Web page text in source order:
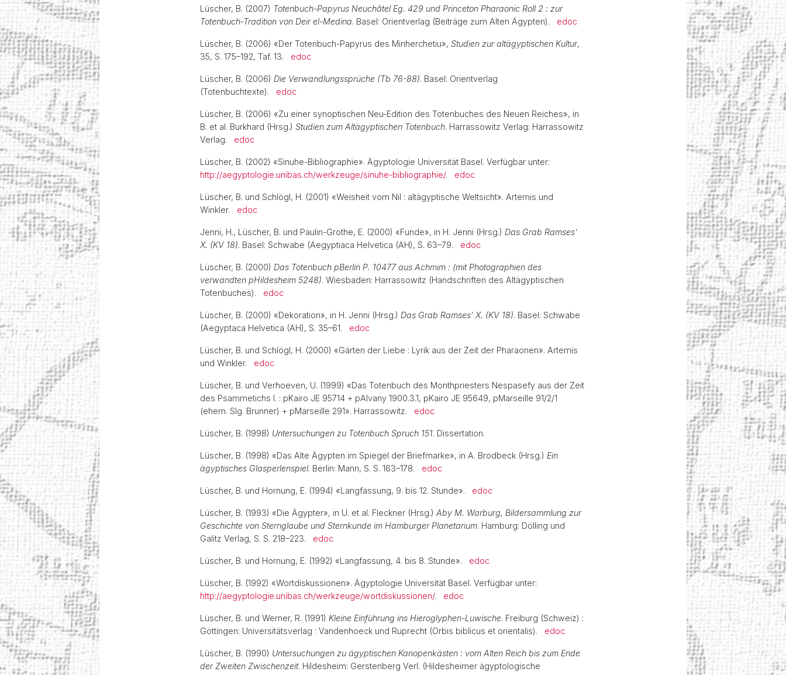
Lüscher, B. (2007) Totenbuch-Papyrus Neuchâtel Eg. 429 und Princeton Pharaonic Roll 2 : zur
Totenbuch-Tradition von Deir el-Medina. Basel: Orientverlag (Beiträge zum Alten Ägypten). edoc
Lüscher, B. (2006) «Der Totenbuch-Papyrus des Minherchetiu», Studien zur altägyptischen Kultur,
35, S. 175–192, Taf. 13. edoc
Lüscher, B. (2006) Die Verwandlungssprüche (Tb 76-88). Basel: Orientverlag
(Totenbuchtexte). edoc
Lüscher, B. (2006) «Zu einer synoptischen Neu-Edition des Totenbuches des Neuen Reiches», in
B. et al. Burkhard (Hrsg.) Studien zum Altägyptischen Totenbuch. Harrassowitz Verlag: Harrassowitz
Verlag. edoc
Lüscher, B. (2002) «Sinuhe-Bibliographie». Ägyptologie Universität Basel. Verfügbar unter:
http://aegyptologie.unibas.ch/werkzeuge/sinuhe-bibliographie/. edoc
Lüscher, B. und Schlögl, H. (2001) «Weisheit vom Nil : altägyptische Weltsicht». Artemis und
Winkler. edoc
Jenni, H., Lüscher, B. und Paulin-Grothe, E. (2000) «Funde», in H. Jenni (Hrsg.) Das Grab Ramses’
X. (KV 18). Basel: Schwabe (Aegyptiaca Helvetica (AH), S. 63–79. edoc
Lüscher, B. (2000) Das Totenbuch pBerlin P. 10477 aus Achmim : (mit Photographien des
verwandten pHildesheim 5248). Wiesbaden: Harrassowitz (Handschriften des Altägyptischen
Totenbuches). edoc
Lüscher, B. (2000) «Dekoration», in H. Jenni (Hrsg.) Das Grab Ramses’ X. (KV 18). Basel: Schwabe
(Aegyptaca Helvetica (AH), S. 35–61. edoc
Lüscher, B. und Schlögl, H. (2000) «Gärten der Liebe : Lyrik aus der Zeit der Pharaonen». Artemis
und Winkler. edoc
Lüscher, B. und Verhoeven, U. (1999) «Das Totenbuch des Monthpriesters Nespasefy aus der Zeit
des Psammetichs I. : pKairo JE 95714 + pAlvany 1900.3.1, pKairo JE 95649, pMarseille 91/2/1
(ehem. Slg. Brunner) + pMarseille 291». Harrassowitz. edoc
Lüscher, B. (1998) Untersuchungen zu Totenbuch Spruch 151. Dissertation.
Lüscher, B. (1998) «Das Alte Ägypten im Spiegel der Briefmarke», in A. Brodbeck (Hrsg.) Ein
ägyptisches Glasperlenspiel. Berlin: Mann, S. S. 163–178. edoc
Lüscher, B. und Hornung, E. (1994) «Langfassung, 9. bis 12. Stunde». edoc
Lüscher, B. (1993) «Die Ägypter», in U. et al. Fleckner (Hrsg.) Aby M. Warburg, Bildersammlung zur
Geschichte von Sternglaube und Sternkunde im Hamburger Planetarium. Hamburg: Dölling und
Galitz Verlag, S. S. 218–223. edoc
Lüscher, B. und Hornung, E. (1992) «Langfassung, 4. bis 8. Stunde». edoc
Lüscher, B. (1992) «Wortdiskussionen». Ägyptologie Universität Basel. Verfügbar unter:
http://aegyptologie.unibas.ch/werkzeuge/wortdiskussionen/. edoc
Lüscher, B. und Werner, R. (1991) Kleine Einführung ins Hieroglyphen-Luwische. Freiburg (Schweiz) :
Göttingen: Universitätsverlag : Vandenhoeck und Ruprecht (Orbis biblicus et orientalis). edoc
Lüscher, B. (1990) Untersuchungen zu ägyptischen Kanopenkästen : vom Alten Reich bis zum Ende
der Zweiten Zwischenzeit. Hildesheim: Gerstenberg Verl. (Hildesheimer ägyptologische